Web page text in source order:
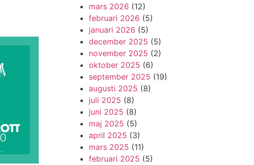
mars 2026 (12)
februari 2026 (5)
januari 2026 (5)
december 2025 (5)
november 2025 (2)
oktober 2025 (6)
september 2025 (19)
augusti 2025 (8)
juli 2025 (8)
juni 2025 (8)
maj 2025 (5)
april 2025 (3)
mars 2025 (11)
februari 2025 (5)